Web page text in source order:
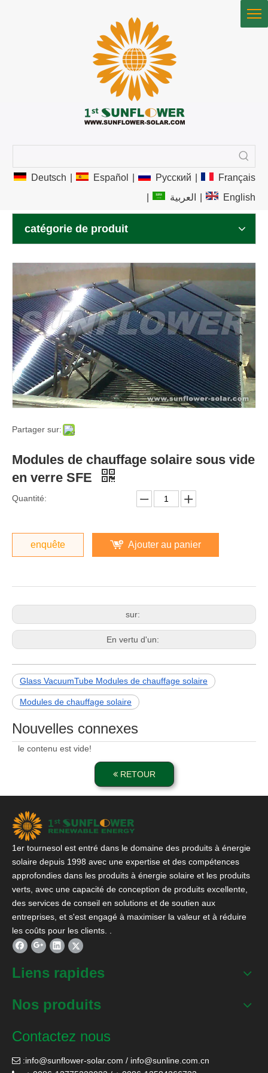
Deutsch Español Pусский
Français
العربية English
catégorie de produit
Partager sur:
Modules de chauffage solaire sous vide
en verre SFE
Quantité:
enquête Ajouter au panier
sur:
En vertu d'un:
Glass VacuumTube Modules de chauffage solaire
Modules de chauffage solaire
Nouvelles connexes
le contenu est vide!
RETOUR
1er tournesol est entré dans le domaine des produits à énergie
solaire depuis 1998 avec une expertise et des compétences
approfondies dans les produits à énergie solaire et les produits
verts, avec une capacité de conception de produits excellente,
des services de conseil en solutions et de soutien aux
entreprises, et s'est engagé à maximiser la valeur et à réduire
les coûts pour les clients. .
Liens rapides
Nos produits
Contactez nous
 :info@sunflower-solar.com / info@sunline.com.cn